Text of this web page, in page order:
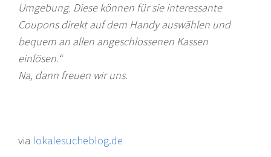
Umgebung. Diese können für sie interessante
Coupons direkt auf dem Handy auswählen und
bequem an allen angeschlossenen Kassen
einlösen.“
Na, dann freuen wir uns.
via lokalesucheblog.de